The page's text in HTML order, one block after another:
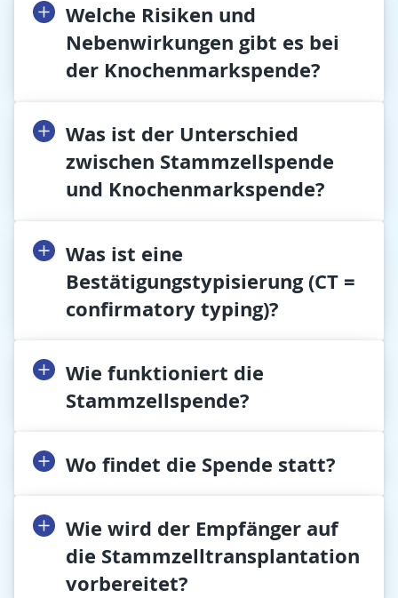
Welche Risiken und
Nebenwirkungen gibt es bei
der Knochenmarkspende?
Was ist der Unterschied
zwischen Stammzellspende
und Knochenmarkspende?
Was ist eine
Bestätigungstypisierung (CT =
confirmatory typing)?
Wie funktioniert die
Stammzellspende?
Wo findet die Spende statt?
Wie wird der Empfänger auf
die Stammzelltransplantation
vorbereitet?